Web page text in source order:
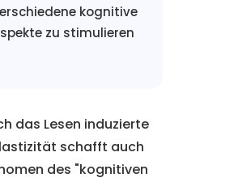
kognitive
zu stimulieren
das Lesen induzierte
schafft auch
des "kognitiven